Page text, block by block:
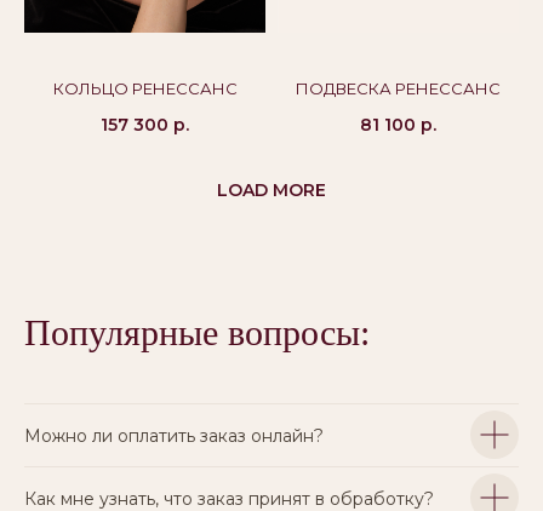
КОЛЬЦО РЕНЕССАНС
157 300 р.
ПОДВЕСКА РЕНЕССАНС
81 100 р.
LOAD MORE
Популярные вопросы:
Можно ли оплатить заказ онлайн?
Как мне узнать, что заказ принят в обработку?